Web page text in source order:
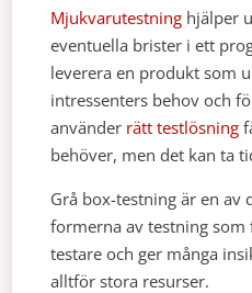
Mjukvarutestning hjälper
eventuella brister i ett
leverera en produkt som
intressenters behov och
använder rätt testlösning
behöver, men det kan ta
Grå box-testning är en av
formerna av testning
testare och ger många
alltför stora resurser.